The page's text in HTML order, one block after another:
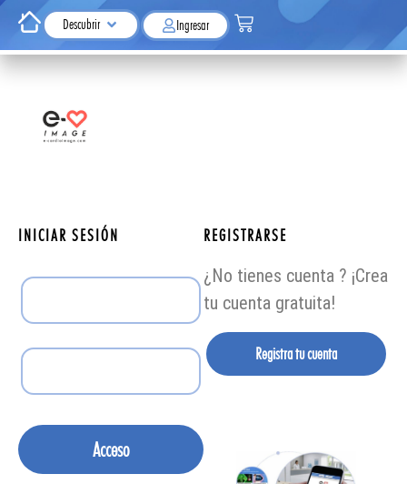
Descubrir Ingresar
INICIAR SESIÓN
Acceso
REGISTRARSE
¿No tienes cuenta ? ¡Crea
tu cuenta gratuita!
Registra tu cuenta